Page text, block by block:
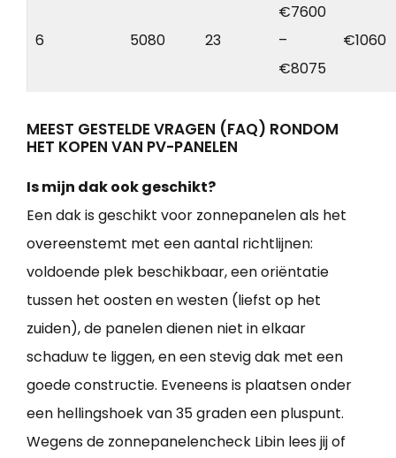
6 5080 23
€7600
–
€8075
€1060
MEEST GESTELDE VRAGEN (FAQ) RONDOM
HET KOPEN VAN PV-PANELEN
Is mijn dak ook geschikt?
Een dak is geschikt voor zonnepanelen als het
overeenstemt met een aantal richtlijnen:
voldoende plek beschikbaar, een oriëntatie
tussen het oosten en westen (liefst op het
zuiden), de panelen dienen niet in elkaar
schaduw te liggen, en een stevig dak met een
goede constructie. Eveneens is plaatsen onder
een hellingshoek van 35 graden een pluspunt.
Wegens de zonnepanelencheck Libin lees jij of